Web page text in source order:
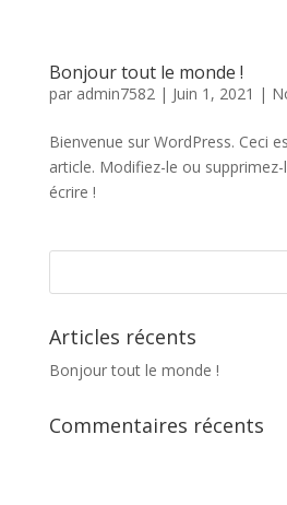
Bonjour tout le monde !
par admin7582| Juin 1, 2021 |
Bienvenue sur WordPress. Ceci
article. Modifiez-le ou
écrire !
Articles récents
Bonjour tout le monde !
Commentaires récents